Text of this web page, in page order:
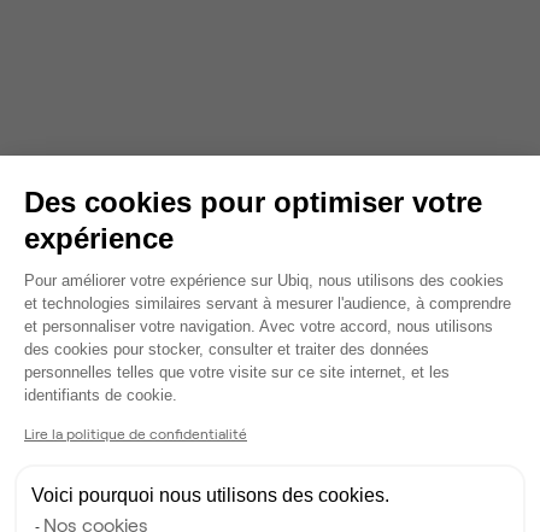
Des cookies pour optimiser votre
expérience
Plateforme de Gestion du
Pour améliorer votre expérience sur Ubiq, nous utilisons des cookies
et technologies similaires servant à mesurer l'audience, à comprendre
et personnaliser votre navigation. Avec votre accord, nous utilisons
des cookies pour stocker, consulter et traiter des données
personnelles telles que votre visite sur ce site internet, et les
identifiants de cookie.
Lire la politique de confidentialité
Voici pourquoi nous utilisons des cookies.
Nos cookies